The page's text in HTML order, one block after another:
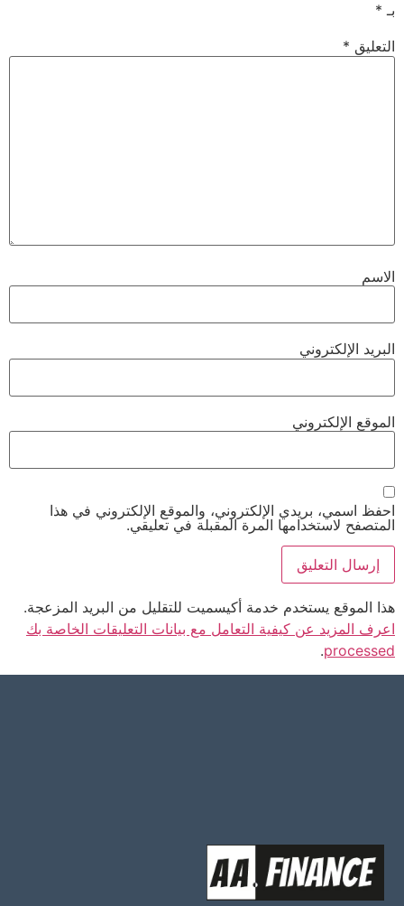
بـ *
التعليق *
الاسم
البريد الإلكتروني
الموقع الإلكتروني
احفظ اسمي، بريدي الإلكتروني، والموقع الإلكتروني في هذا
المتصفح لاستخدامها المرة المقبلة في تعليقي.
هذا الموقع يستخدم خدمة أكيسميت للتقليل من البريد المزعجة.
اعرف المزيد عن كيفية التعامل مع بيانات التعليقات الخاصة بك
processed
.